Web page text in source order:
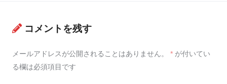
コメントを残す
メールアドレスが公開されることはありません。 * が付いてい
る欄は必須項目です